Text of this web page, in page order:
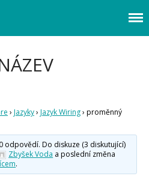
Fórum
a tvoření. Naučte se základy programování a
Arduino a microbit projekty, návody,
› Jazyky› Jazyk Wiring› proměnný
odpovědí. Do diskuze (3 diskutující)
Zbyšek Voda a poslední změna
.